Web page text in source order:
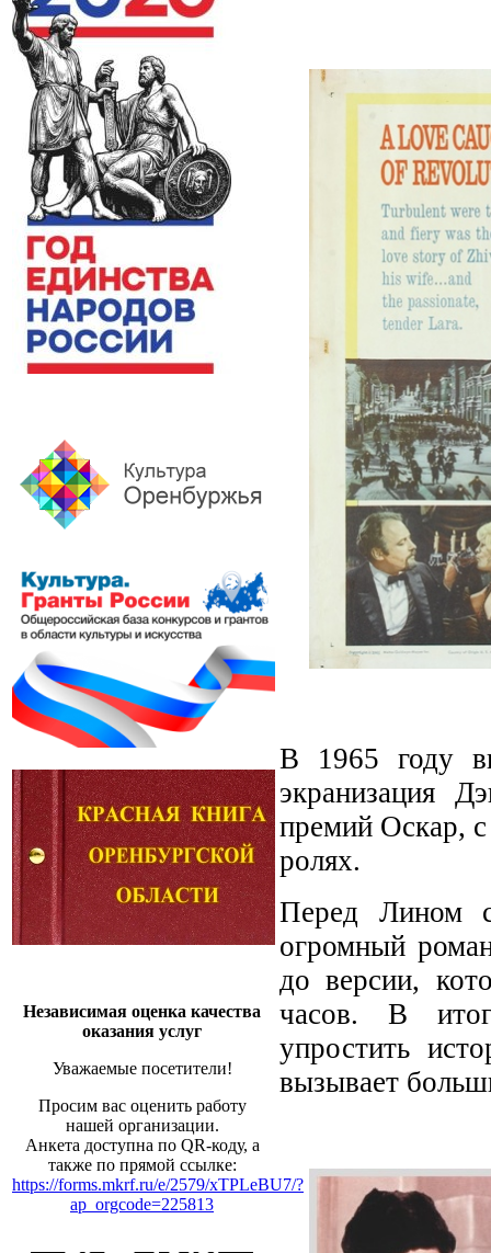
Независимая оценка качества
оказания услуг
Уважаемые посетители!
Просим вас оценить работу
нашей организации.
Анкета доступна по QR-коду, а
также по прямой ссылке:
https://forms.mkrf.ru/e/2579/xTPLeBU7/?
ap_orgcode=225813
В 1965 году
экранизация
премий Оскар,
ролях.
Перед Лином
огромный
до версии,
часов. В
упростить
вызывает